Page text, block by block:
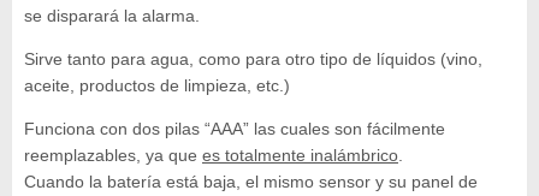
se disparará la alarma.
Sirve tanto para agua, como para otro tipo de líquidos (vino,
aceite, productos de limpieza, etc.)
Funciona con dos pilas “AAA” las cuales son fácilmente
reemplazables, ya que es totalmente inalámbrico
Cuando la batería está baja, el mismo sensor y su panel de